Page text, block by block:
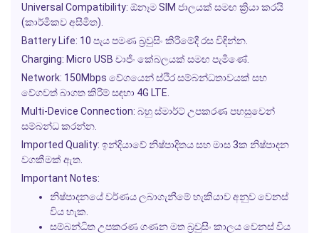
Universal Compatibility: ඕනෑම SIM ජාලයක් සමඟ ක්‍රියා කරයි
(කාර්මිකව අසීමිත).
Battery Life: 10 පැය පමණ බ්‍රවුසිං කිරීමේදී රස විඳින්න.
Charging: Micro USB චාජිං කේබලයක් සමඟ පැමිණේ.
Network: 150Mbps වේගයෙන් ස්ථිර සම්බන්ධතාවයක් සහ
වේගවත් බාගත කිරීම් සඳහා 4G LTE.
Multi-Device Connection: බහු ස්මාර්ට් උපකරණ පහසුවෙන්
සම්බන්ධ කරන්න.
Imported Quality: ඉන්දියාවේ නිෂ්පාදිතය සහ මාස 3ක නිෂ්පාදන
වගකීමක් ඇත.
Important Notes:
නිෂ්පාදනයේ වර්ණය ලබාගැනීමේ හැකියාව අනුව වෙනස්
විය හැක.
සම්බන්ධිත උපකරණ ගණන මත බ්‍රවුසිං කාලය වෙනස් විය